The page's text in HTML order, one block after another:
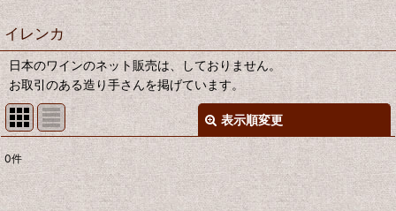
イレンカ
日本のワインのネット販売は、しておりません。
お取引のある造り手さんを掲げています。
表示順変更
表示数 :
0件